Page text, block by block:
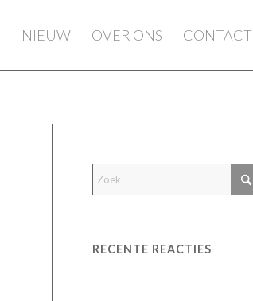
NIEUW OVER ONS CONTACT
RECENTE REACTIES